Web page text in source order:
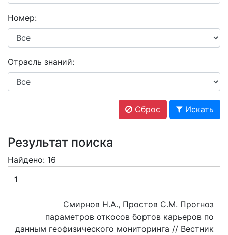
Номер:
Отрасль знаний:
Сброс Искать
Результат поиска
Найдено: 16
1
Смирнов Н.А., Простов С.М. Прогноз
параметров откосов бортов карьеров по
данным геофизического мониторинга // Вестник